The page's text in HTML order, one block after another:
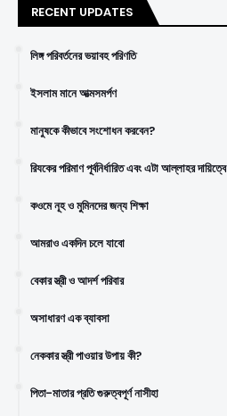
RECENT UPDATES
লিঙ্গ পরিবর্তনের ভয়াবহ পরিণতি
ইসলাম মানে আত্মসমর্পণ
মানুষকে কীভাবে সংশোধন করবেন?
রিযকের পরিমাণ পূর্বনির্ধারিত এবং এটা আল্লাহর দায়িত্বে
কওমে নূহ ও মুমিনদের জন্য শিক্ষা
আমরাও একদিন চলে যাবো
বেকার স্ত্রী ও আদর্শ পরিবার
অসাধারণ এক ব্যাবসা
নেককার স্ত্রী পাওয়ার উপায় কী?
পিতা-মাতার প্রতি গুরুত্বপূর্ণ নাসীহা